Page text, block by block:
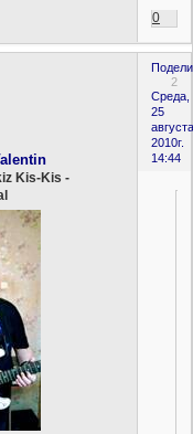
0
2
Среда,
25
2010г.
14:44
Kis-Kis -